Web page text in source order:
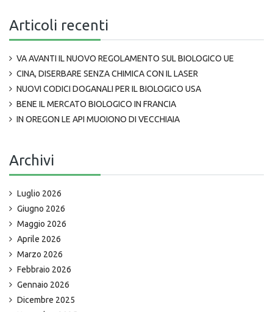
Articoli recenti
VA AVANTI IL NUOVO REGOLAMENTO SUL BIOLOGICO UE
CINA, DISERBARE SENZA CHIMICA CON IL LASER
NUOVI CODICI DOGANALI PER IL BIOLOGICO USA
BENE IL MERCATO BIOLOGICO IN FRANCIA
IN OREGON LE API MUOIONO DI VECCHIAIA
Archivi
Luglio 2026
Giugno 2026
Maggio 2026
Aprile 2026
Marzo 2026
Febbraio 2026
Gennaio 2026
Dicembre 2025